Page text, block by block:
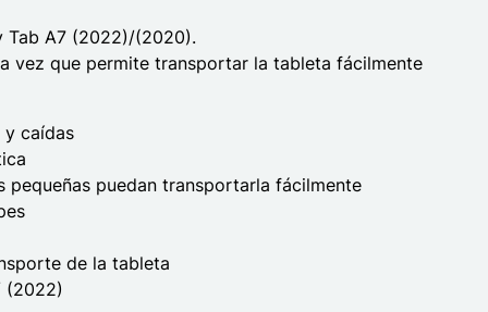
Tab A7 (2022)/(2020).
vez que permite transportar la tableta fácilmente
y caídas
pequeñas puedan transportarla fácilmente
de la tableta
(2022)